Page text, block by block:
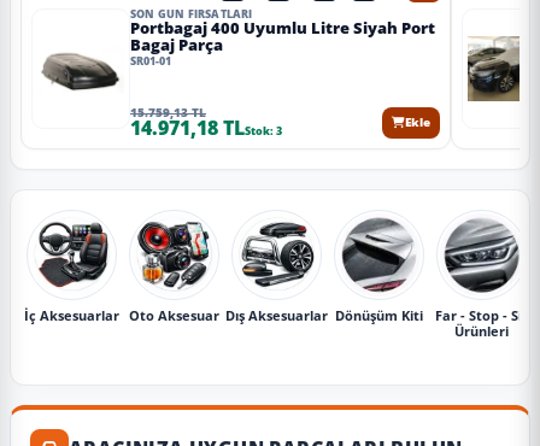
SON GÜN FIRSATLARI
Portbagaj 400 Uyumlu Litre Siyah Port
Bagaj Parça
SR01-01
15.759,13 TL
14.971,18 TLStok: 3
Ekle
İç Aksesuarlar Oto Aksesuar Dış Aksesuarlar Dönüşüm Kiti
Far - Stop - Sis
Ürünleri